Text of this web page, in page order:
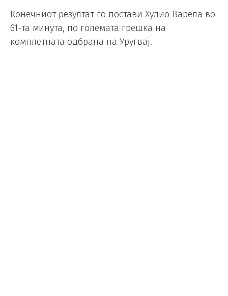
Конечниот резултат го постави Хулио Варела во
61-та минута, по големата грешка на
комплетната одбрана на Уругвај.